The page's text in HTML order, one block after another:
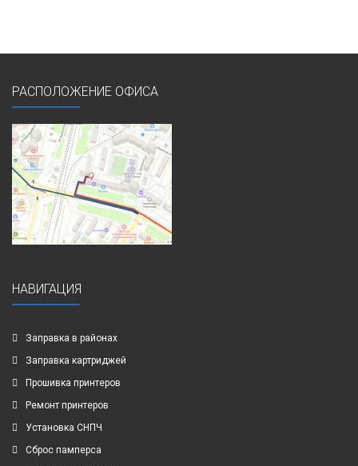
РАСПОЛОЖЕНИЕ ОФИСА
НАВИГАЦИЯ
Заправка в районах
Заправка картриджей
Прошивка принтеров
Ремонт принтеров
Установка СНПЧ
Сброс памперса